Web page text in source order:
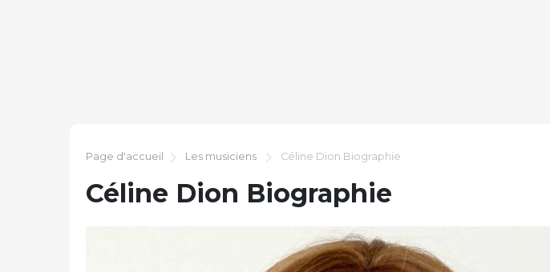
Page d'accueil Les musiciens Céline Dion Biographie
Céline Dion Biographie